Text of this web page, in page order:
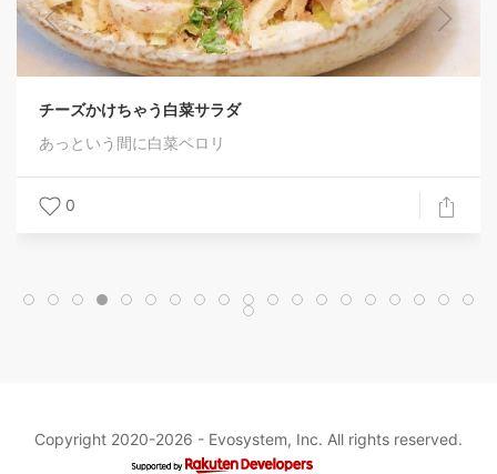
チーズかけちゃう白菜サラダ
あっという間に白菜ペロリ
0
Copyright 2020-2026 - Evosystem, Inc. All rights reserved.